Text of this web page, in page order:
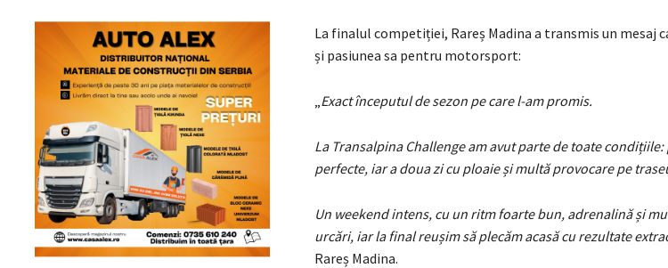
La finalul competiției, Rareș Madina a transmis un mesaj
și pasiunea sa pentru motorsport:
„Exact începutul de sezon pe care l-am promis.
La Transalpina Challenge am avut parte de toate
perfecte, iar a doua zi cu ploaie și multă provocare pe
Un weekend intens, cu un ritm foarte bun, adrenalină și
urcări, iar la final reușim să plecăm acasă cu rezultate
Rareș Madina.